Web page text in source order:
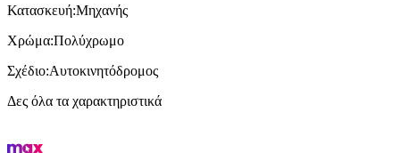
Κατασκευή:Μηχανής
Χρώμα:Πολύχρωμο
Σχέδιο:Αυτοκινητόδρομος
Δες όλα τα χαρακτηριστικά